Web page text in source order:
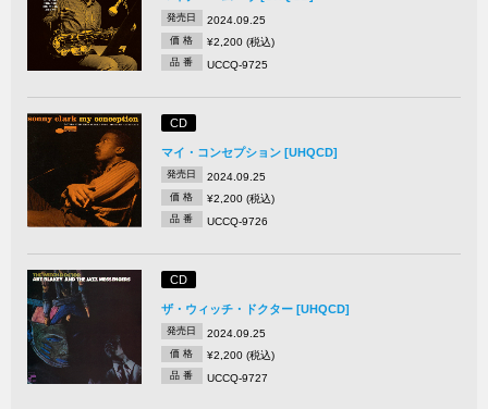
発売日 2024.09.25
価 格 ¥2,200 (税込)
品 番 UCCQ-9725
CD
マイ・コンセプション [UHQCD]
発売日 2024.09.25
価 格 ¥2,200 (税込)
品 番 UCCQ-9726
CD
ザ・ウィッチ・ドクター [UHQCD]
発売日 2024.09.25
価 格 ¥2,200 (税込)
品 番 UCCQ-9727